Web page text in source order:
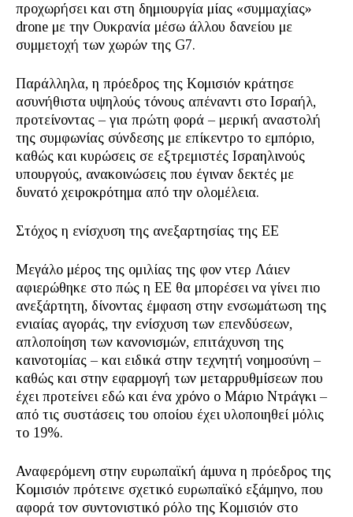
προχωρήσει και στη δημιουργία μίας «συμμαχίας»
drone με την Ουκρανία μέσω άλλου δανείου με
συμμετοχή των χωρών της G7.
Παράλληλα, η πρόεδρος της Κομισιόν κράτησε
ασυνήθιστα υψηλούς τόνους απέναντι στο Ισραήλ,
προτείνοντας – για πρώτη φορά – μερική αναστολή
της συμφωνίας σύνδεσης με επίκεντρο το εμπόριο,
καθώς και κυρώσεις σε εξτρεμιστές Ισραηλινούς
υπουργούς, ανακοινώσεις που έγιναν δεκτές με
δυνατό χειροκρότημα από την ολομέλεια.
Στόχος η ενίσχυση της ανεξαρτησίας της ΕΕ
Μεγάλο μέρος της ομιλίας της φον ντερ Λάιεν
αφιερώθηκε στο πώς η ΕΕ θα μπορέσει να γίνει πιο
ανεξάρτητη, δίνοντας έμφαση στην ενσωμάτωση της
ενιαίας αγοράς, την ενίσχυση των επενδύσεων,
απλοποίηση των κανονισμών, επιτάχυνση της
καινοτομίας – και ειδικά στην τεχνητή νοημοσύνη –
καθώς και στην εφαρμογή των μεταρρυθμίσεων που
έχει προτείνει εδώ και ένα χρόνο ο Μάριο Ντράγκι –
από τις συστάσεις του οποίου έχει υλοποιηθεί μόλις
το 19%.
Αναφερόμενη στην ευρωπαϊκή άμυνα η πρόεδρος της
Κομισιόν πρότεινε σχετικό ευρωπαϊκό εξάμηνο, που
αφορά τον συντονιστικό ρόλο της Κομισιόν στο